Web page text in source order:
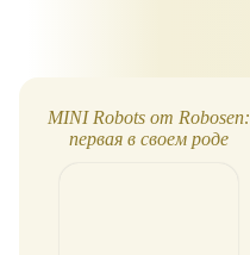
MINI Robots от Robosen:
первая в своем роде